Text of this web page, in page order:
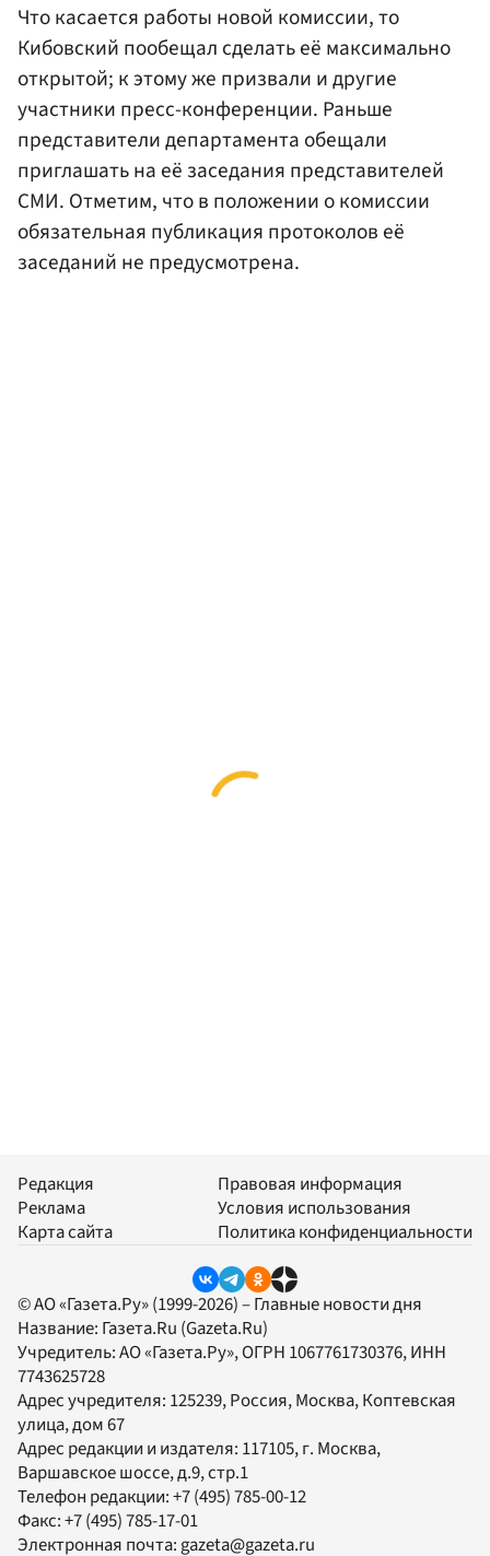
Что касается работы новой комиссии, то
Кибовский пообещал сделать её максимально
открытой; к этому же призвали и другие
участники пресс-конференции. Раньше
представители департамента обещали
приглашать на её заседания представителей
СМИ. Отметим, что в положении о комиссии
обязательная публикация протоколов её
заседаний не предусмотрена.
Редакция
Реклама
Карта сайта
Правовая информация
Условия использования
Политика конфиденциальности
© АО «Газета.Ру» (1999-2026) – Главные новости дня
Название: Газета.Ru (Gazeta.Ru)
Учредитель:АО «Газета.Ру», ОГРН 1067761730376, ИНН
7743625728
Адрес учредителя: 125239, Россия, Москва, Коптевская
улица, дом 67
Адрес редакции и издателя: 117105, г. Москва,
Варшавское шоссе, д.9, стр.1
Телефон редакции:+7 (495) 785-00-12
Факс:+7 (495) 785-17-01
Электронная почта:gazeta@gazeta.ru